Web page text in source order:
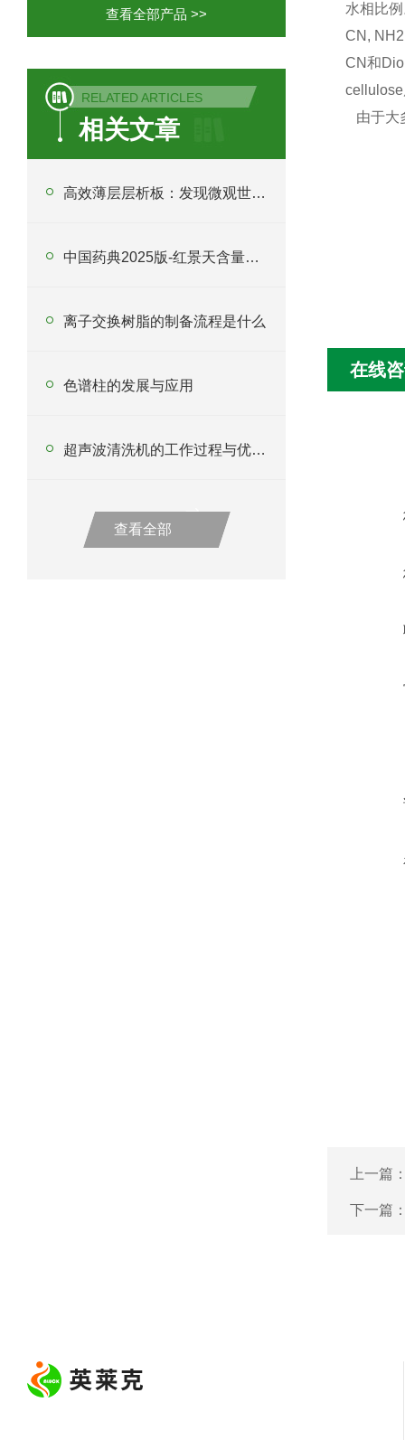
查看全部产品 >>
RELATED ARTICLES
相关文章
高效薄层层析板：发现微观世界的钥匙
中国药典2025版-红景天含量测定
离子交换树脂的制备流程是什么
色谱柱的发展与应用
超声波清洗机的工作过程与优势介绍
查看全部
水相比
CN,
CN和
由于大
在线
上一篇
下一篇